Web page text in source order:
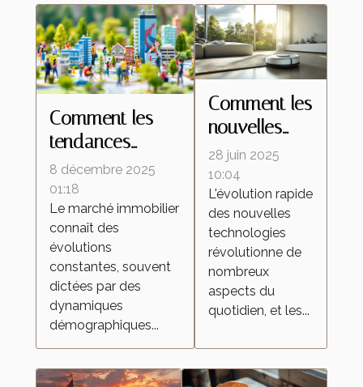
Comment les
tendances
démographiques
influencent-elles
le marché
immobilier ?
8 décembre 2025
01:18
Le marché immobilier
connaît des
évolutions
constantes, souvent
dictées par des
dynamiques
démographiques...
Comment les
nouvelles
technologies
transforment-
elles les
aspirateurs
autonomes ?
28 juin 2025
10:04
L'évolution rapide
des nouvelles
technologies
révolutionne de
nombreux
aspects du
quotidien, et les...